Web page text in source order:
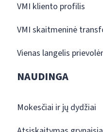
VMI kliento profilis
VMI skaitmeninė
Vienas langelis
NAUDINGA
Mokesčiai ir jų dydžiai